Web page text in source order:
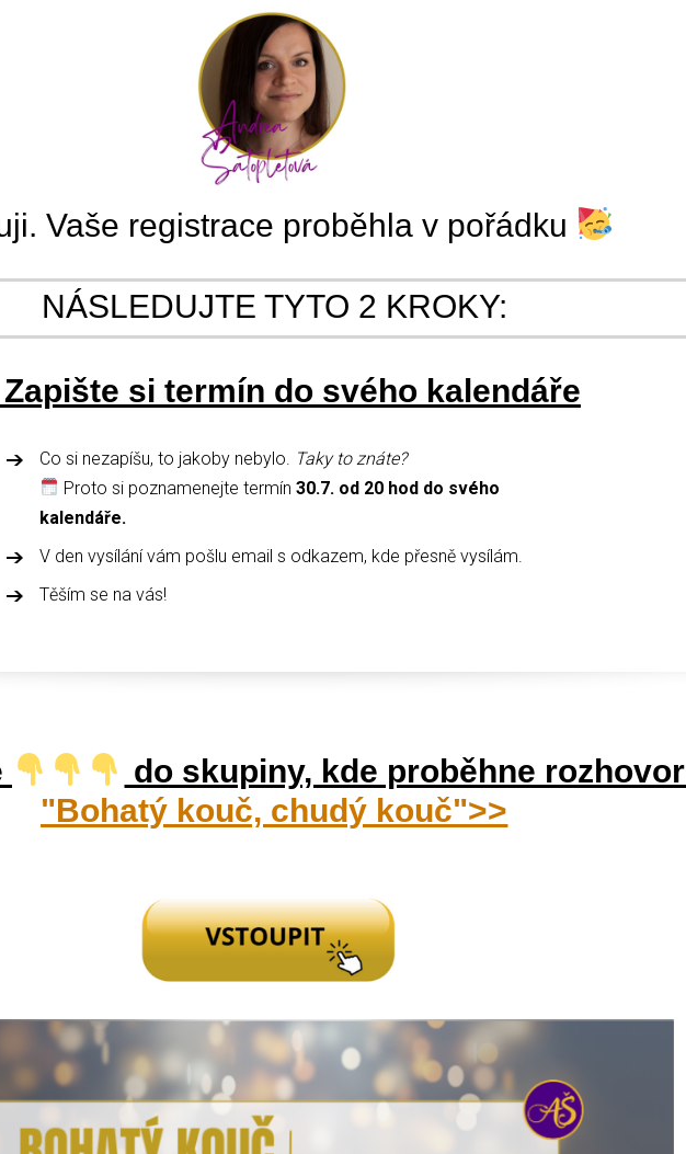
Vaše registrace proběhla v pořádku
NÁSLEDUJTE TYTO 2 KROKY:
Zapište si termín do svého kalendáře
Co si nezapíšu, to jakoby nebylo.
Taky to znáte?
Proto si poznamenejte termín30.7. od 20 hod do svého
kalendáře.
V den vysílání vám pošlu email s odkazem, kde přesně vysílám.
Těším se na vás!
do skupiny, kde proběhne rozhovor
"Bohatý kouč, chudý kouč">>